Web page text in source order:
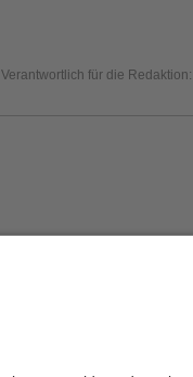
Verantwortlich für die Redaktion: